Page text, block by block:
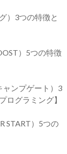
）3つの特徴と
）5つの特徴
ャンプゲート）3
ログラミング】
START）5つの